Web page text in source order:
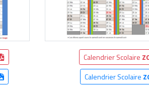
Calendrier Scolaire
Calendrier Scolaire